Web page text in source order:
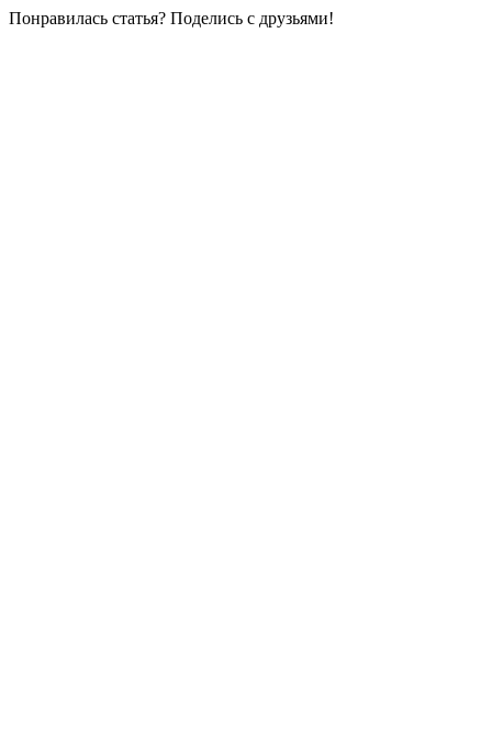
Понравилась статья? Поделись с друзьями!